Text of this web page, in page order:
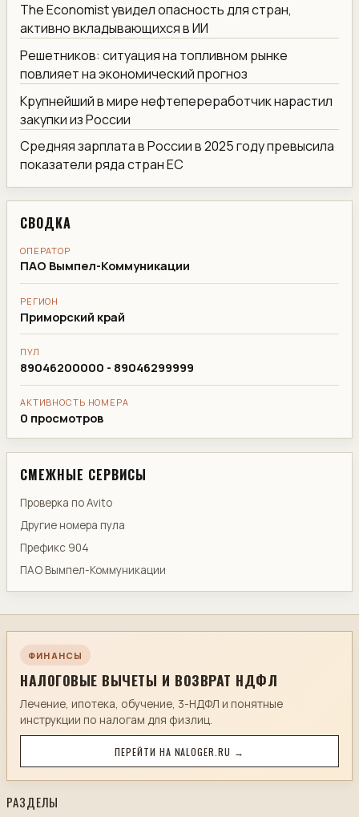
The Economist увидел опасность для стран,
активно вкладывающихся в ИИ
Решетников: ситуация на топливном рынке
повлияет на экономический прогноз
Крупнейший в мире нефтепереработчик нарастил
закупки из России
Средняя зарплата в России в 2025 году превысила
показатели ряда стран ЕС
СВОДКА
ОПЕРАТОР
ПАО Вымпел-Коммуникации
РЕГИОН
Приморский край
ПУЛ
89046200000 - 89046299999
АКТИВНОСТЬ НОМЕРА
0 просмотров
СМЕЖНЫЕ СЕРВИСЫ
Проверка по Avito
Другие номера пула
Префикс 904
ПАО Вымпел-Коммуникации
ФИНАНСЫ
НАЛОГОВЫЕ ВЫЧЕТЫ И ВОЗВРАТ НДФЛ
Лечение, ипотека, обучение, 3-НДФЛ и понятные
инструкции по налогам для физлиц.
ПЕРЕЙТИ НА NALOGER.RU →
РАЗДЕЛЫ